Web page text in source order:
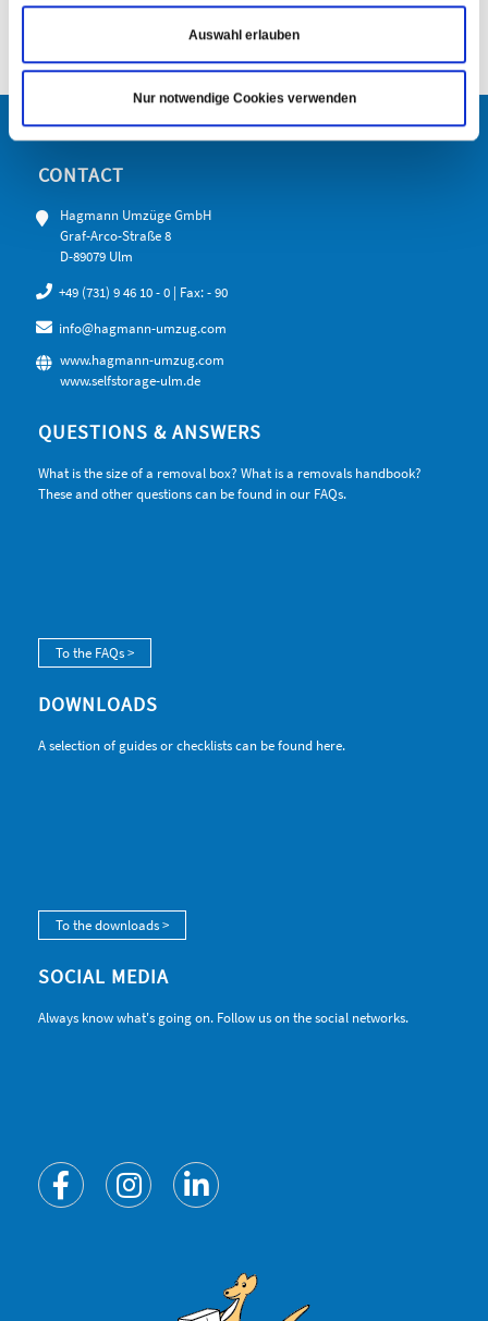
Auswahl erlauben
Nur notwendige Cookies verwenden
CONTACT
Hagmann Umzüge GmbH
Graf-Arco-Straße 8
D-89079 Ulm
+49 (731) 9 46 10 - 0 | Fax: - 90
info@hagmann-umzug.com
www.hagmann-umzug.com
www.selfstorage-ulm.de
QUESTIONS & ANSWERS
What is the size of a removal box? What is a removals handbook?
These and other questions can be found in our FAQs.
To the FAQs >
DOWNLOADS
A selection of guides or checklists can be found here.
To the downloads >
SOCIAL MEDIA
Always know what's going on. Follow us on the social networks.